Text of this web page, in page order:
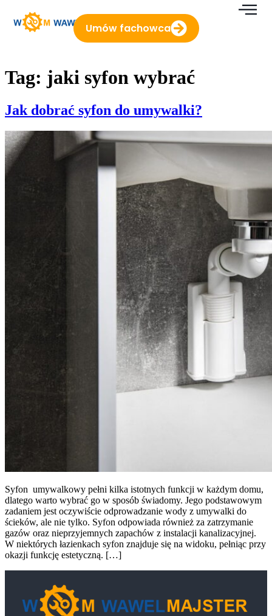
treści
Umów fachowca
Tag: jaki syfon wybrać
Jak dobrać syfon do umywalki?
Syfon umywalkowy pełni kilka istotnych funkcji w każdym domu,
dlatego warto wybrać go w sposób świadomy. Jego podstawowym
zadaniem jest oczywiście odprowadzanie wody z umywalki do
ścieków, ale nie tylko. Syfon odpowiada również za zatrzymanie
gazów oraz nieprzyjemnych zapachów z instalacji kanalizacyjnej.
W niektórych łazienkach syfon znajduje się na widoku, pełniąc przy
okazji funkcję estetyczną. […]